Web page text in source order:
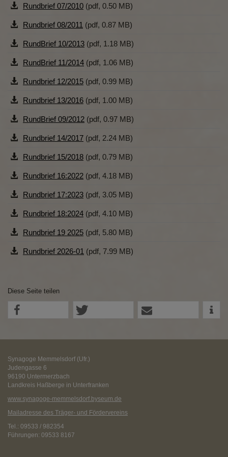
Diese Website nutzt Matomo Analytics für die Auswertung der
Seitenaufrufe als Statistik. Die hierdurch gespeicherten Daten werden
ausschließlich auf unseren eigenen Servern gespeichert. Eine
Übertragung an Dritte erfolgt nicht. Wir verwenden die Funktion
AnonymizeIP zur Anonymisierung Ihrer IP-Adresse, so dass diese gekürzt
wird und nicht mehr Ihrem Besuch auf unserer Internetseite zugeordnet
werden kann.
YouTube / Vimeo
Wir nutzen YouTube im erweiterten Datenschutzmodus. Dieser Modus
Besucher auf dieser Website speichert, bevor diese sich das Video
Optional sind externe Inhalte auf den Seiten dieser Website
eingebunden. Das können Kartendienste wie z.B. Google Maps sein
oder auch Anwendungen einer externen Website.
Rundbrief 07/2010 (pdf, 0.50 MB)
Rundbrief 08/2011 (pdf, 0.87 MB)
RundBrief 10/2013 (pdf, 1.18 MB)
RundBrief 11/2014 (pdf, 1.06 MB)
Rundbrief 12/2015 (pdf, 0.99 MB)
Rundbrief 13/2016 (pdf, 1.00 MB)
RundBrief 09/2012 (pdf, 0.97 MB)
Rundbrief 14/2017 (pdf, 2.24 MB)
Rundbrief 15/2018 (pdf, 0.79 MB)
Rundbrief 16:2022 (pdf, 4.18 MB)
Rundbrief 17:2023 (pdf, 3.05 MB)
Rundbrief 18:2024 (pdf, 4.10 MB)
Rundbrief 19 2025 (pdf, 5.80 MB)
Rundbrief 2026-01 (pdf, 7.99 MB)
Diese Seite teilen
Synagoge Memmelsdorf (Ufr.)
Judengasse 6
96190 Untermerzbach
Landkreis Haßberge in Unterfranken
www.synagoge-memmelsdorf.byseum.de
Mailadresse des Träger- und Fördervereins
Tel.: 09533 / 982354
Führungen: 09533 8167